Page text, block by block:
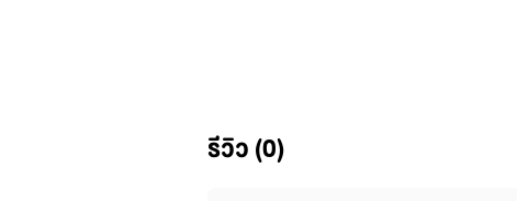
คำโปรย
รีวิว (0)